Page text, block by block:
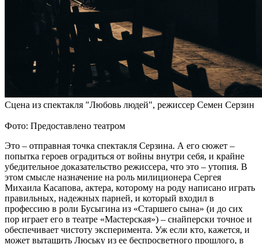
Сцена из спектакля "Любовь людей", режиссер Семен Серзин
Фото: Предоставлено театром
Это – отправная точка спектакля Серзина. А его сюжет –
попытка героев оградиться от войны внутри себя, и крайне
убедительное доказательство режиссера, что это – утопия. В
этом смысле назначение на роль милиционера Сергея
Михаила Касапова, актера, которому на роду написано играть
правильных, надежных парней, и который входил в
профессию в роли Бусыгина из «Старшего сына» (и до сих
пор играет его в театре «Мастерская») – снайперски точное и
обеспечивает чистоту эксперимента. Уж если кто, кажется, и
может вытащить Люську из ее беспросветного прошлого, в